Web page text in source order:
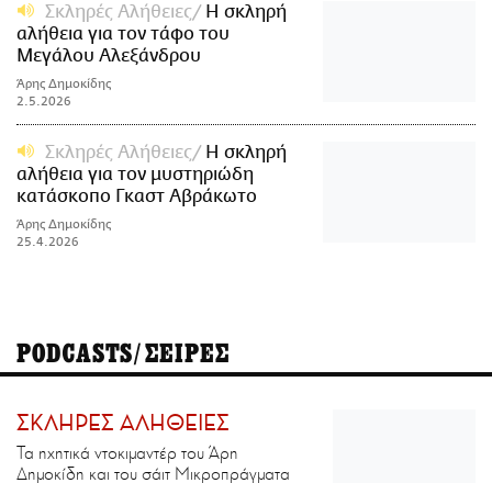
Σκληρές Αλήθειες
H σκληρή
αλήθεια για τον τάφο του
Μεγάλου Αλεξάνδρου
Άρης Δημοκίδης
2.5.2026
Σκληρές Αλήθειες
Η σκληρή
αλήθεια για τον μυστηριώδη
κατάσκοπο Γκαστ Αβράκωτο
Άρης Δημοκίδης
25.4.2026
PODCASTS/ΣΕΙΡΕΣ
ΣΚΛΗΡΕΣ ΑΛΗΘΕΙΕΣ
Τα ηχητικά ντοκιμαντέρ του Άρη
Δημοκίδη και του σάιτ Μικροπράγματα